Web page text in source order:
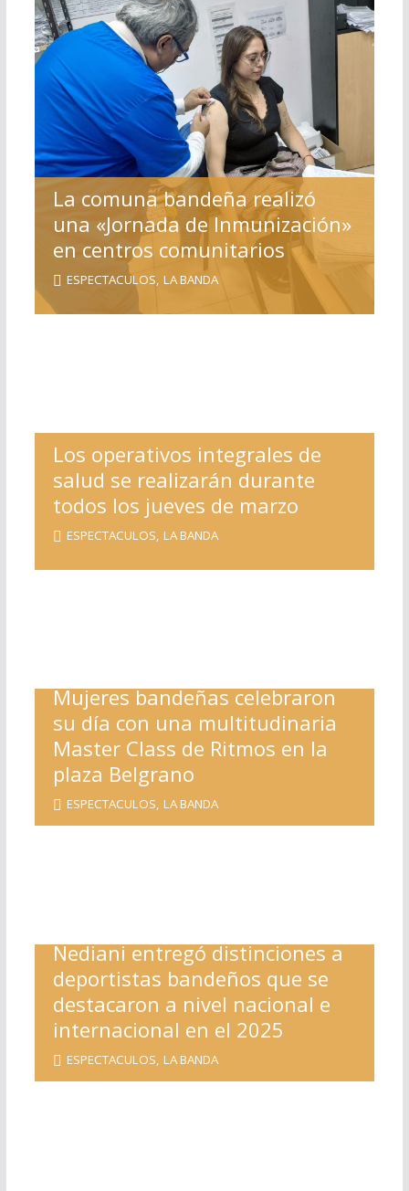
La comuna bandeña realizó
una «Jornada de Inmunización»
en centros comunitarios
ESPECTACULOS, LA BANDA
Los operativos integrales de
salud se realizarán durante
todos los jueves de marzo
ESPECTACULOS, LA BANDA
Mujeres bandeñas celebraron
su día con una multitudinaria
Master Class de Ritmos en la
plaza Belgrano
ESPECTACULOS, LA BANDA
Nediani entregó distinciones a
deportistas bandeños que se
destacaron a nivel nacional e
internacional en el 2025
ESPECTACULOS, LA BANDA